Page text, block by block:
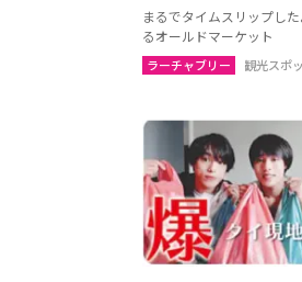
プラーチーンブ
ナコーンパトム
チャアム（ペッ
ロッブリー
ペッチャブリー
まるでタイムスリップし
るオールドマーケット
ラーチャブリー 観光スポ